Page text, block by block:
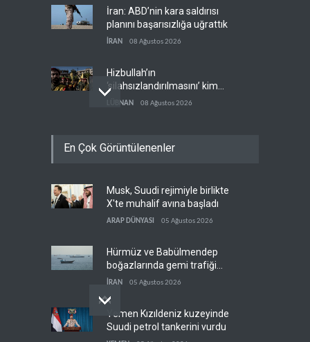
İran: ABD’nin kara saldırısı
planını başarısızlığa uğrattık
İRAN 08 Ağustos 2026
Hizbullah’ın
‘silahsızlandırılmasını’ kim
denetleyecek?
LÜBNAN 08 Ağustos 2026
ganimeti’ yanıtı: Önce savaşı
Pentagon silah şirketlerinin
önünü açıyor
08 Ağustos 2026
En Çok Görüntülenenler
Musk, Suudi rejimiyle birlikte
X'te muhalif avına başladı
ARAP DÜNYASI 05 Ağustos 2026
Hürmüz ve Babülmendep
boğazlarında gemi trafiği
durağan seyrini koruyor
İRAN 05 Ağustos 2026
Yemen Kızıldeniz kuzeyinde
Suudi petrol tankerini vurdu